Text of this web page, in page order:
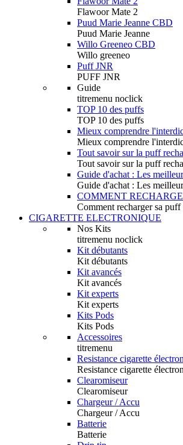
Flawoor Mate 2
Puud Marie Jeanne CBD
Puud Marie Jeanne
Willo Greeneo CBD
Willo greeneo
Puff JNR
PUFF JNR
Guide
titremenu noclick
TOP 10 des puffs
TOP 10 des puffs
Mieux comprendre
Mieux comprendre
Tout savoir sur la puff
Tout savoir sur la puff
Guide d'achat : Les
Guide d'achat : Les
COMMENT
Comment recharger sa puff
CIGARETTE ELECTRONIQUE
Nos Kits
titremenu noclick
Kit débutants
Kit débutants
Kit avancés
Kit avancés
Kit experts
Kit experts
Kits Pods
Kits Pods
Accessoires
titremenu
Resistance cigarette
Resistance cigarette
Clearomiseur
Clearomiseur
Chargeur / Accu
Chargeur / Accu
Batterie
Batterie